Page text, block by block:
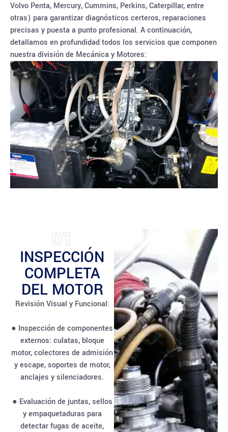
Volvo Penta, Mercury, Cummins, Perkins, Caterpillar, entre
otras) para garantizar diagnósticos certeros, reparaciones
precisas y puesta a punto profesional. A continuación,
detallamos en profundidad todos los servicios que componen
nuestra división de Mecánica y Motores:
01
INSPECCIÓN
COMPLETA
DEL MOTOR
Revisión Visual y Funcional:
● Inspección de componentes
externos: culatas, bloque
motor, colectores de admisión
y escape, soportes de motor,
anclajes y silenciadores.
● Evaluación de juntas, sellos
y empaquetaduras para
detectar fugas de aceite,